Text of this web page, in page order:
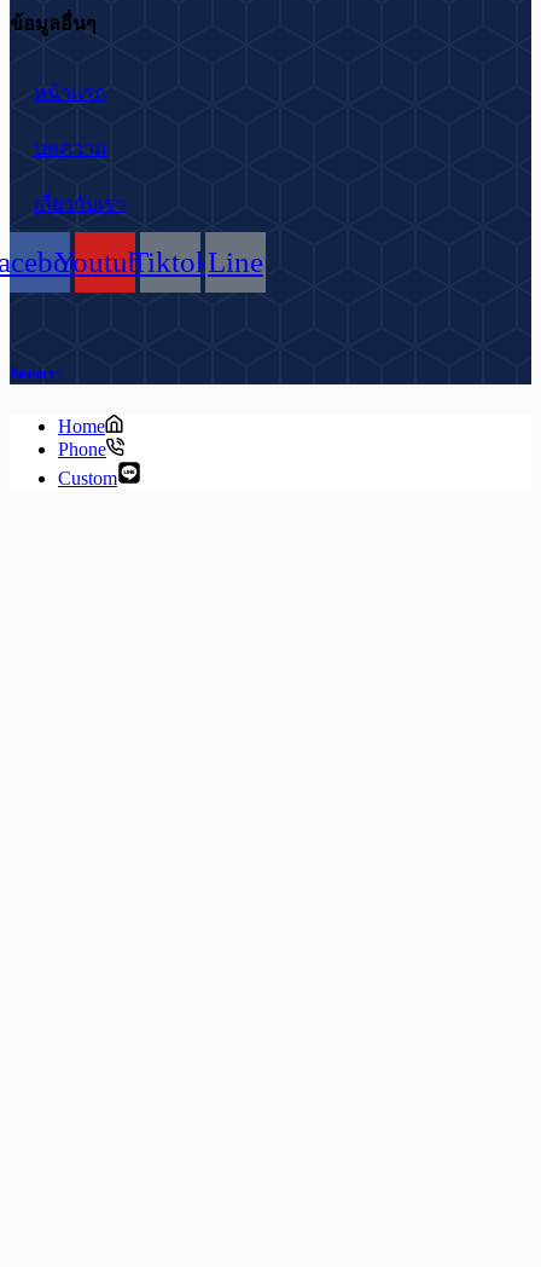
ข้อมูลอื่นๆ
หน้าแรก
บทความ
เกี่ยวกับเรา
YoutubeTiktokLine
ติดต่อเรา
Home
Phone
Custom